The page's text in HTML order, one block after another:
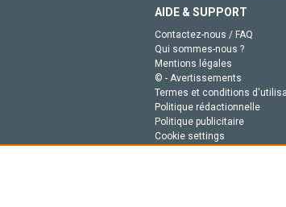
AIDE & SUPPORT
Contactez-nous / FAQ
Qui sommes-nous ?
Mentions légales
© - Avertissements
Termes et conditions
Politique rédactionnelle
Politique publicitaire
Cookie settings